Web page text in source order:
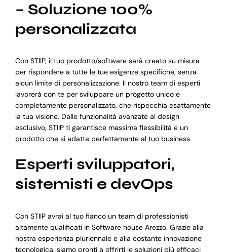
– Soluzione 100%
personalizzata
Con STIIP, il tuo prodotto/software sarà creato su misura
per rispondere a tutte le tue esigenze specifiche, senza
alcun limite di personalizzazione. Il nostro team di esperti
lavorerà con te per sviluppare un progetto unico e
completamente personalizzato, che rispecchia esattamente
la tua visione. Dalle funzionalità avanzate al design
esclusivo, STIIP ti garantisce massima flessibilità e un
prodotto che si adatta perfettamente al tuo business.
Esperti sviluppatori,
sistemisti e devOps
Con STIIP avrai al tuo fianco un team di professionisti
altamente qualificati in Software house Arezzo. Grazie alla
nostra esperienza pluriennale e alla costante innovazione
tecnologica, siamo pronti a offrirti le soluzioni più efficaci